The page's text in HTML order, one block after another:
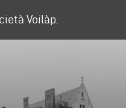
Voilàp.